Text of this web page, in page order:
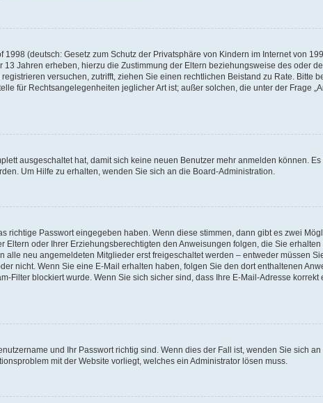
(deutsch: Gesetz zum Schutz der Privatsphäre von Kindern im Internet von
Jahren erheben, hierzu die Zustimmung der Eltern beziehungsweise des oder
versuchen, zutrifft, ziehen Sie einen rechtlichen Beistand zu Rate. Bitte
für Rechtsangelegenheiten jeglicher Art ist; außer solchen, die unter der Frage
ausgeschaltet hat, damit sich keine neuen Benutzer mehr anmelden können.
Um Hilfe zu erhalten, wenden Sie sich an die Board-Administration.
richtige Passwort eingegeben haben. Wenn diese stimmen, dann gibt es zwei
Eltern oder Ihrer Erziehungsberechtigten den Anweisungen folgen, die Sie
alle neu angemeldeten Mitglieder erst freigeschaltet werden – entweder müssen
nicht. Wenn Sie eine E-Mail erhalten haben, folgen Sie den dort enthaltenen
Filter blockiert wurde. Wenn Sie sich sicher sind, dass Ihre E-Mail-Adresse
und Ihr Passwort richtig sind. Wenn dies der Fall ist, wenden Sie sich
mit der Website vorliegt, welches ein Administrator lösen muss.